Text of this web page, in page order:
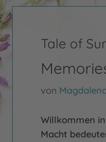
Tale of
von
Willkommen
Macht